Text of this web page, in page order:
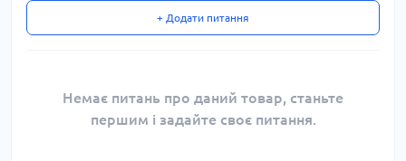
+ Додати питання
Немає питань про даний товар, станьте
першим і задайте своє питання.